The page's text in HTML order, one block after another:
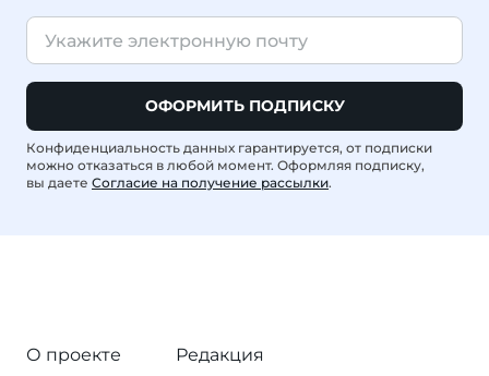
ОФОРМИТЬ ПОДПИСКУ
Конфиденциальность данных гарантируется, от подписки
можно отказаться в любой момент. Оформляя подписку,
вы даете Согласие на получение рассылки.
О проекте
Редакция